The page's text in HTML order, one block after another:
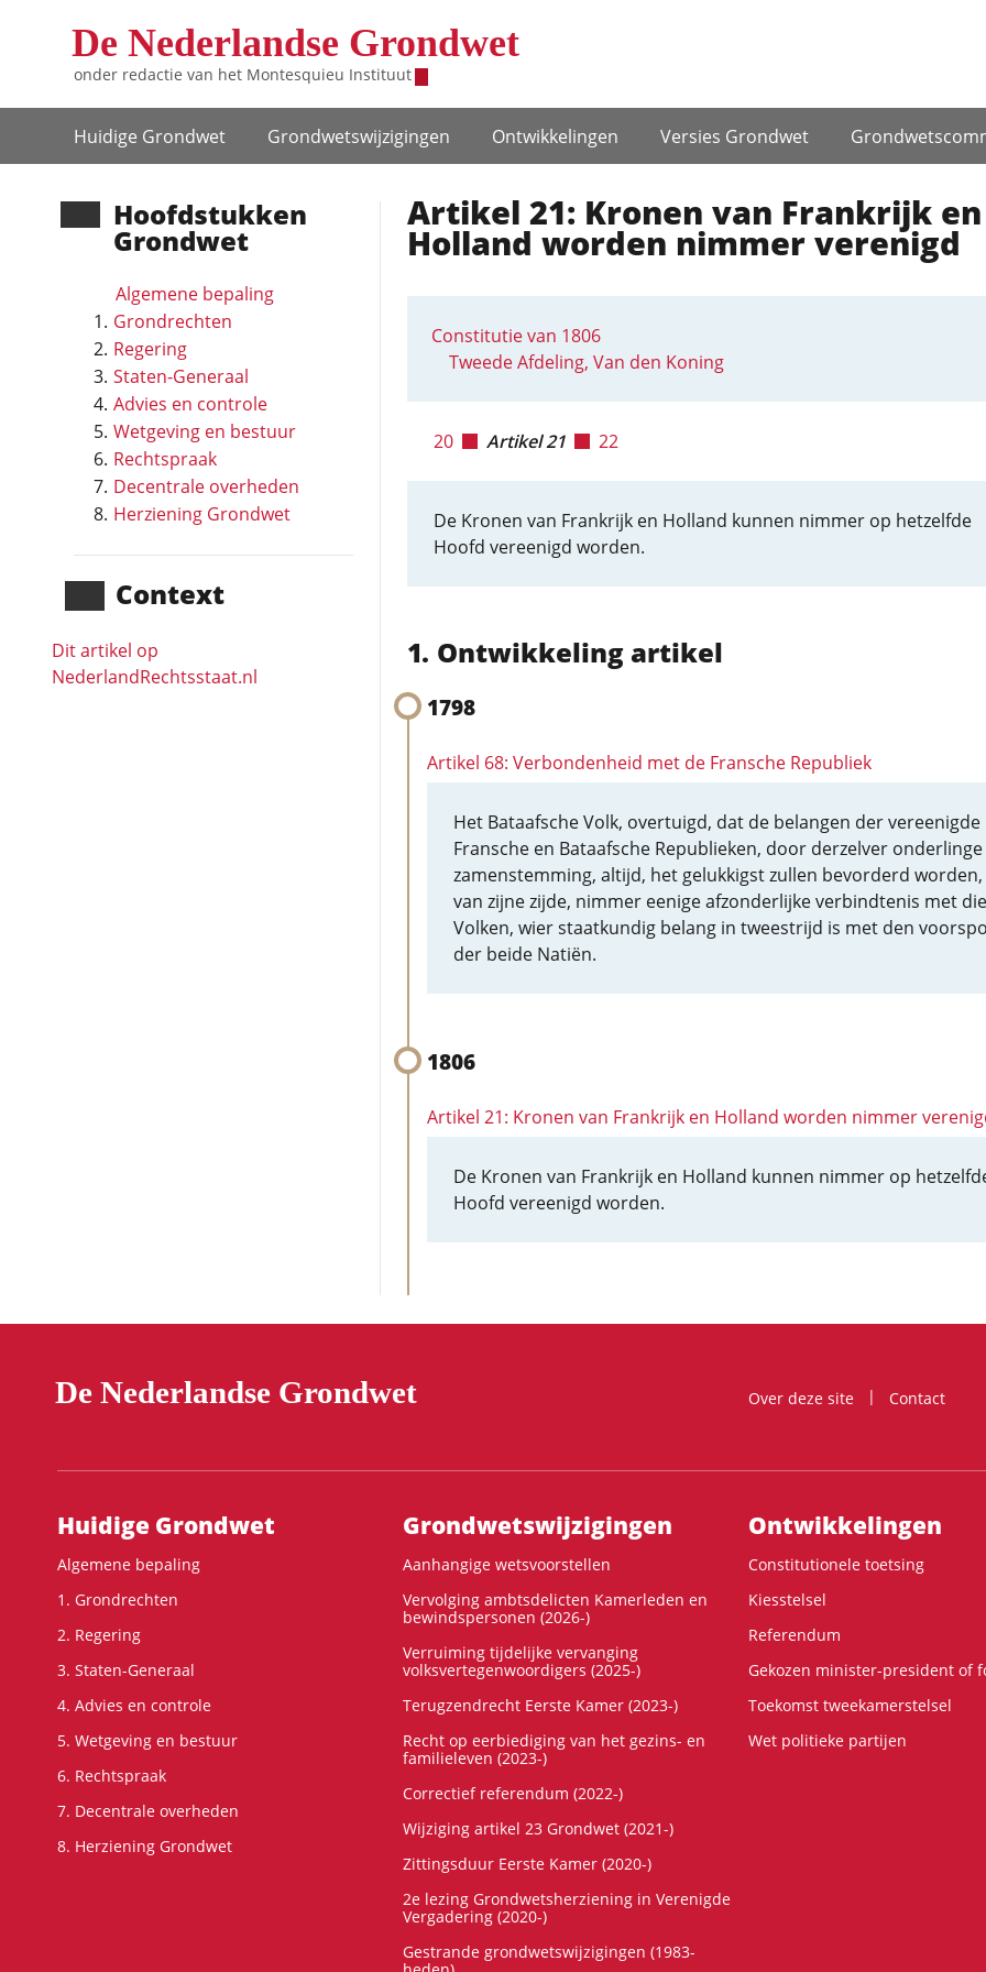
De Nederlandse Grondwet
onder redactie van het Montesquieu Instituut
Hoofdnavigatie
Huidige Grondwet Grondwets­wijzigingen Ontwikke­lingen Versies Grondwet
Hoofd­stukken
Grondwet
Algemene bepaling
Grondrechten
Regering
Staten-Generaal
Advies en controle
Wetgeving en bestuur
Rechtspraak
Decentrale overheden
Herziening Grondwet
Context
Dit artikel op
NederlandRechts­staat.nl
Artikel 21: Kronen van Frankrijk en
Holland worden nimmer verenigd
Constitutie van 1806
Tweede Afdeling, Van den Koning
20 Artikel 21 22
De Kronen van Frankrijk en Holland kunnen nimmer op hetzelfde
Hoofd vereenigd worden.
Ontwikkeling artikel
1798
Artikel 68: Verbondenheid met de Fransche Republiek
Het Bataafsche Volk, overtuigd, dat de belangen der vereenigde
Fransche en Bataafsche Republieken, door derzelver onderlinge
zamenstemming, altijd, het gelukkigst zullen bevorderd worden,
van zijne zijde, nimmer eenige afzonderlijke verbindtenis met die
Volken, wier staatkundig belang in tweestrijd is met den
der beide Natiën.
1806
Artikel 21: Kronen van Frankrijk en Holland worden nimmer
De Kronen van Frankrijk en Holland kunnen nimmer op
Hoofd vereenigd worden.
De Nederlandse Grondwet Over deze site
Contact
Hoofdnavigatie
Huidige Grondwet
Algemene bepaling
1. Grondrechten
2. Regering
3. Staten-Generaal
4. Advies en controle
5. Wetgeving en bestuur
6. Rechtspraak
7. Decentrale overheden
8. Herziening Grondwet
Grondwets­wijzigingen
Aanhangige wetsvoorstellen
Vervolging ambtsdelicten Kamerleden en
bewindspersonen (2026-)
Verruiming tijdelijke vervanging
volksvertegenwoordigers (2025-)
Terugzendrecht Eerste Kamer (2023-)
Recht op eerbiediging van het gezins- en
familieleven (2023-)
Correctief referendum (2022-)
Wijziging artikel 23 Grondwet (2021-)
Zittingsduur Eerste Kamer (2020-)
2e lezing Grondwetsherziening in Verenigde
Vergadering (2020-)
Gestrande grondwetswijzigingen (1983-
Ontwikke­lingen
Constitutionele toetsing
Kiesstelsel
Referendum
Gekozen minister-president of
Toekomst tweekamerstelsel
Wet politieke partijen